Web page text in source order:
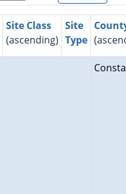
Site Class
(ascending)
Site
Type